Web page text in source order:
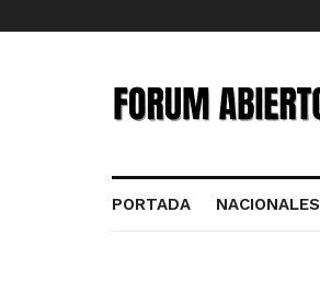
PORTADA NACIONALES